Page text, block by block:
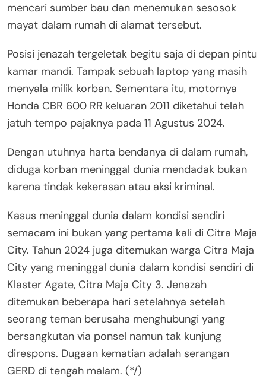
mencari sumber bau dan menemukan sesosok
mayat dalam rumah di alamat tersebut.
Posisi jenazah tergeletak begitu saja di depan pintu
kamar mandi. Tampak sebuah laptop yang masih
menyala milik korban. Sementara itu, motornya
Honda CBR 600 RR keluaran 2011 diketahui telah
jatuh tempo pajaknya pada 11 Agustus 2024.
Dengan utuhnya harta bendanya di dalam rumah,
diduga korban meninggal dunia mendadak bukan
karena tindak kekerasan atau aksi kriminal.
Kasus meninggal dunia dalam kondisi sendiri
semacam ini bukan yang pertama kali di Citra Maja
City. Tahun 2024 juga ditemukan warga Citra Maja
City yang meninggal dunia dalam kondisi sendiri di
Klaster Agate, Citra Maja City 3. Jenazah
ditemukan beberapa hari setelahnya setelah
seorang teman berusaha menghubungi yang
bersangkutan via ponsel namun tak kunjung
direspons. Dugaan kematian adalah serangan
GERD di tengah malam. (*/)